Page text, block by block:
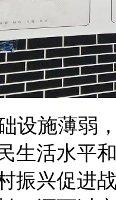
设施薄弱
生活水平
振兴促进